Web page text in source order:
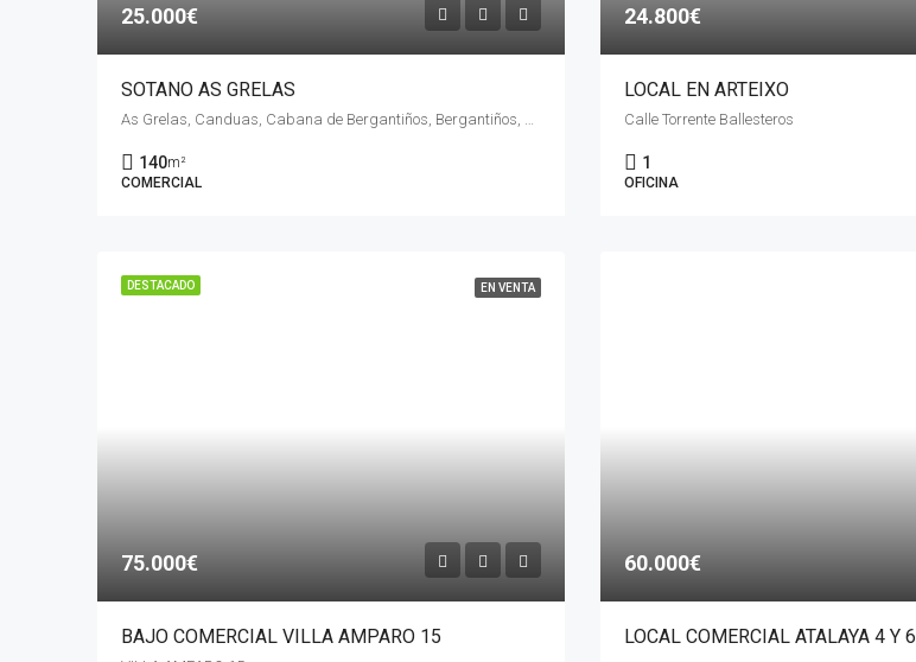
25.000€
SOTANO AS GRELAS
As Grelas, Canduas, Cabana de Bergantiños, Bergantiños, La Coruña, Galicia, 15116, España
140m²
COMERCIAL
24.800€
LOCAL EN ARTEIXO
Calle Torrente Ballesteros
1
OFICINA
DESTACADO EN VENTA
75.000€
BAJO COMERCIAL VILLA AMPARO 15
60.000€
LOCAL COMERCIAL ATALAYA 4 Y 6